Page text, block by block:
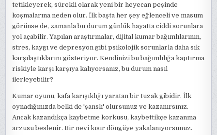
tetikleyerek, sürekli olarak yeni bir heyecan peşinde
koşmalarına neden olur. İlk başta her şey eğlenceli ve masum
görünse de, zamanla bu durum günlük hayatta ciddi sorunlara
yol açabilir. Yapılan araştırmalar, dijital kumar bağımlılarının,
stres, kaygı ve depresyon gibi psikolojik sorunlarla daha sık
karşılaştıklarını gösteriyor. Kendinizi bu bağımlılığa kaptırma
riskiyle karşı karşıya kalıyorsanız, bu durum nasıl
ilerleyebilir?
Kumar oyunu, kafa karışıklığı yaratan bir tuzak gibidir. İlk
oynadığınızda belki de 'şanslı' olursunuz ve kazanırsınız.
Ancak kazandıkça kaybetme korkusu, kaybettikçe kazanma
arzusu beslenir. Bir nevi kısır döngüye yakalanıyorsunuz.